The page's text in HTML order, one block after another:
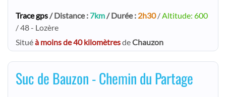
Trace gps/ Distance : 7km/ Durée : 2h30/Altitude: 600
/ 48 - Lozère
Situéà moins de 40 kilomètresdeChauzon
Suc de Bauzon - Chemin du Partage